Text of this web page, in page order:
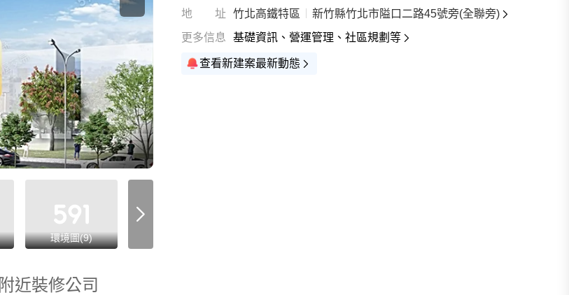
環境圖(9)
地址
竹北高鐵特區
新竹縣竹北市隘口二路45號旁(全聯旁)
更多信息
基礎資訊、營運管理、社區規劃等
查看新建案最新動態
附近裝修公司